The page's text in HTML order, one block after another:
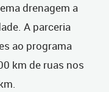
drenagem a
A parceria
ao programa
km de ruas nos